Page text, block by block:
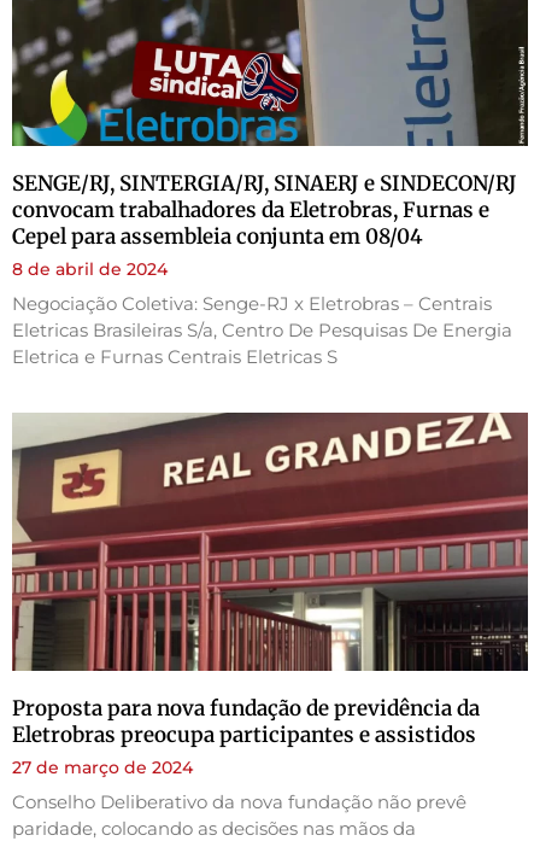
SENGE/RJ, SINTERGIA/RJ, SINAERJ e SINDECON/RJ
convocam trabalhadores da Eletrobras, Furnas e
Cepel para assembleia conjunta em 08/04
8 de abril de 2024
Negociação Coletiva: Senge-RJ x Eletrobras – Centrais
Eletricas Brasileiras S/a, Centro De Pesquisas De Energia
Eletrica e Furnas Centrais Eletricas S
Proposta para nova fundação de previdência da
Eletrobras preocupa participantes e assistidos
27 de março de 2024
Conselho Deliberativo da nova fundação não prevê
paridade, colocando as decisões nas mãos da